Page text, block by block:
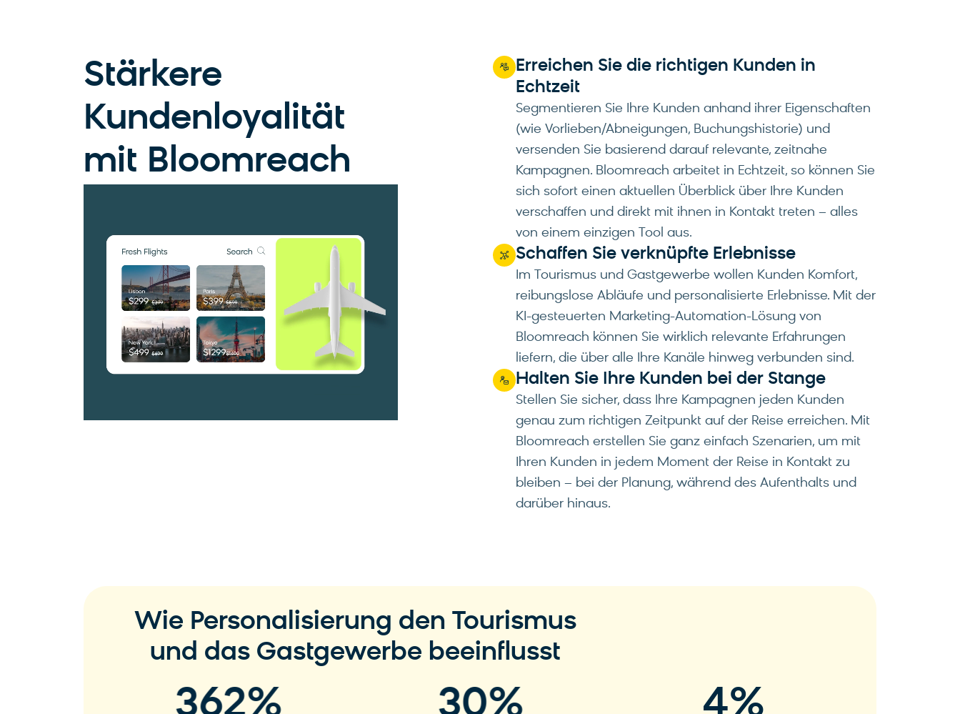
Stärkere
Kundenloyalität
mit Bloomreach
Erreichen Sie die richtigen Kunden in
Echtzeit
Segmentieren Sie Ihre Kunden anhand ihrer Eigenschaften
(wie Vorlieben/Abneigungen, Buchungshistorie) und
versenden Sie basierend darauf relevante, zeitnahe
Kampagnen. Bloomreach arbeitet in Echtzeit, so können Sie
sich sofort einen aktuellen Überblick über Ihre Kunden
verschaffen und direkt mit ihnen in Kontakt treten – alles
von einem einzigen Tool aus.
Schaffen Sie verknüpfte Erlebnisse
Im Tourismus und Gastgewerbe wollen Kunden Komfort,
reibungslose Abläufe und personalisierte Erlebnisse. Mit der
KI-gesteuerten Marketing-Automation-Lösung von
Bloomreach können Sie wirklich relevante Erfahrungen
liefern, die über alle Ihre Kanäle hinweg verbunden sind.
Halten Sie Ihre Kunden bei der Stange
Stellen Sie sicher, dass Ihre Kampagnen jeden Kunden
genau zum richtigen Zeitpunkt auf der Reise erreichen. Mit
Bloomreach erstellen Sie ganz einfach Szenarien, um mit
Ihren Kunden in jedem Moment der Reise in Kontakt zu
bleiben – bei der Planung, während des Aufenthalts und
darüber hinaus.
Wie Personalisierung den Tourismus
und das Gastgewerbe beeinflusst